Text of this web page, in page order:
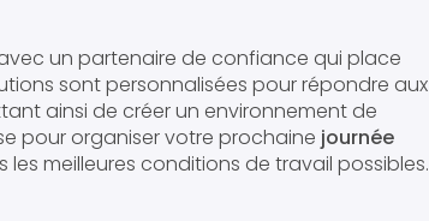
un partenaire de confiance qui place
sont personnalisées pour répondre aux
ainsi de créer un environnement de
pour organiser votre prochaine journée
meilleures conditions de travail possibles.